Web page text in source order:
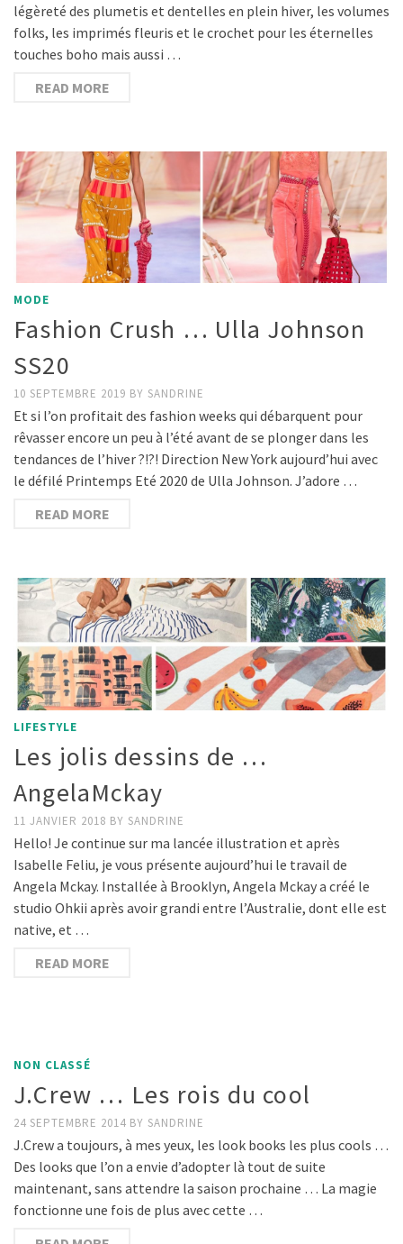
légèreté des plumetis et dentelles en plein hiver, les volumes
folks, les imprimés fleuris et le crochet pour les éternelles
touches boho mais aussi …
READ MORE
MODE
Fashion Crush … Ulla Johnson
SS20
10 SEPTEMBRE 2019 BY SANDRINE
Et si l’on profitait des fashion weeks qui débarquent pour
rêvasser encore un peu à l’été avant de se plonger dans les
tendances de l’hiver ?!?! Direction New York aujourd’hui avec
le défilé Printemps Eté 2020 de Ulla Johnson. J’adore …
READ MORE
LIFESTYLE
Les jolis dessins de …
AngelaMckay
11 JANVIER 2018 BY SANDRINE
Hello! Je continue sur ma lancée illustration et après
Isabelle Feliu, je vous présente aujourd’hui le travail de
Angela Mckay. Installée à Brooklyn, Angela Mckay a créé le
studio Ohkii après avoir grandi entre l’Australie, dont elle est
native, et …
READ MORE
NON CLASSÉ
J.Crew … Les rois du cool
24 SEPTEMBRE 2014 BY SANDRINE
J.Crew a toujours, à mes yeux, les look books les plus cools …
Des looks que l’on a envie d’adopter là tout de suite
maintenant, sans attendre la saison prochaine … La magie
fonctionne une fois de plus avec cette …